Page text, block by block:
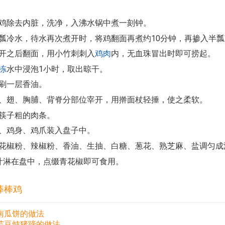
除去内脏，洗净，入沸水锅中煮一刻钟。
冷水，待水再次煮开时，将鸡翻面再煮约10分钟，再掺入半瓢
之后翻面，用小竹刺刺入鸡肉内，无血珠冒出时即可捞起。
水中浸泡1小时，取出晾干。
一层香油。
翅、胸脯、背脊分部位宰开，用擀面杖轻捶，使之柔软。
子粗的肉条。
鸡身、鸡爪装入盘子中。
椒粉、辣椒粉、香油、生抽、白糖、葱花、熟芝麻、盐调匀成
在盘中，点缀青花椒即可食用。
棒鸡
瓜饼的做法